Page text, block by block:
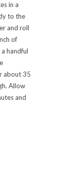
in a
to the
and roll
of
handful
about 35
Allow
and